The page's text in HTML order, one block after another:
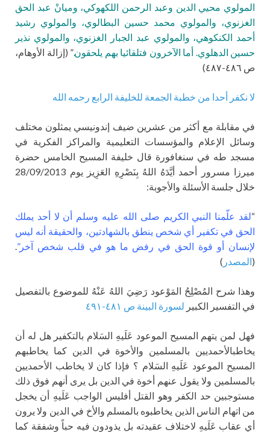
المولوي محيي الدين وعبد الرحمن اللكهوكي، وميانْ عبد الحق
الغزنوي، والمولوي محمد حسين البطالوي، والمولوي رشيد
أحمد الكنكوهي، والمولوي عبد الجبار الغزنوي، والمولوي نذير
حسين الدهلوي. أما الآخرون فتلقائيا بهم يلحقون.” (إزالة الأوهام،
ص ٤٨٦-٤٨٧)
لا نكفر أحدا من خطبة الجمعة للخليفة الرابع رحمه الله
في مقابلة مع أكثر من عشرين ضيف إندونيسي يمثلون مختلف
وسائل الإعلام والمؤسسات التعليمية والمراكز الفكرية في
مسجد طه في سنغافورة قال خليفة المسيح الخامس حضرة
ميرزا مسرور أحمد أيَّدَهُ اللهُ بِنَصْرِهِ العَزِيز يوم 28/09/2013
خلال جلسة الأسئلة والأجوبة:
“لقد علّمنا النبي الكريم صلى الله عليه وسلم أن لا أحد يملك
الحق في تكفير أي شخص ينطق بالشهادتين، والحقيقة أنه ليس
لإنسان أو قوة الحق في رفض ما هو في قلب شخص آخر”
(المصدر )
وهذا شرح المُصْلِحُ المَوْعود رَضِيَ اللهُ عَنْهُ للموضوع بالتفصيل
في التفسير الكبير لسورة البينة ص ٤٨١-٤٩١
فهل لمن يتهم المسيح الموعود عَلَيهِ السَلام بالتكفير هل له أن
يخاطبالأحمديين بالمسلمين والأخوة في الدين كما يخاطبهم
المسيح الموعود عَلَيهِ السَلام ؟ فإذا كان لا يخاطب الأحمديين
بالمسلمين ولا يقول عنهم أخوة في الدين بل يرى أنهم فوق ذلك
مستوجبين حد الكفر وهو القتل أفليس الواجب عَلَيهِ أن يخجل
من اتهام الناس الذين يخاطبوه بالمسلم والأخ في الدين ولا يرون
أي عقاب عَلَيهِ لاختلاف عقيدته بل يذودون فيه حباً وشفقة كما